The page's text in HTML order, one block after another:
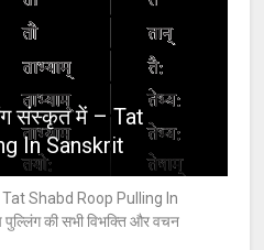
संस्कृत में – Tat
In Sanskrit
Shabd Roop Pulling In
की सभी विभक्ति और वचन